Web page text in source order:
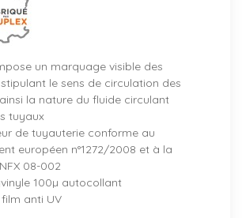
un marquage visible des
le sens de circulation des
la nature du fluide circulant
tuyaux
de tuyauterie conforme au
européen n°1272/2008 et à la
08-002
100µ autocollant
anti UV